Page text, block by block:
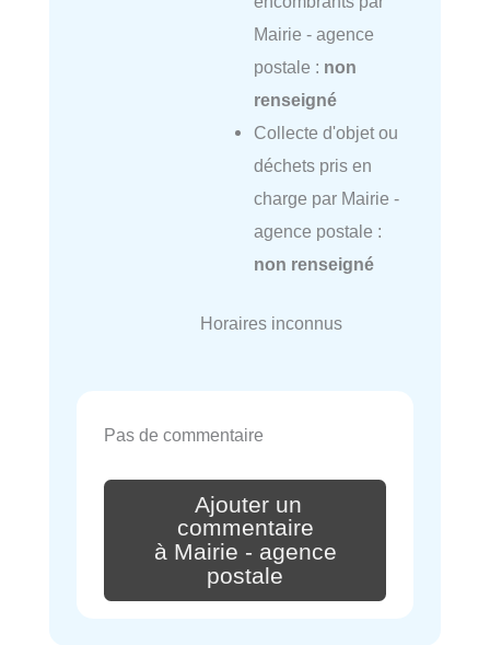
Mairie - agence
postale : non
renseigné
Collecte d'objet ou
déchets pris en
charge par Mairie -
agence postale :
non renseigné
Horaires inconnus
Pas de commentaire
Ajouter un
commentaire
à Mairie - agence
postale